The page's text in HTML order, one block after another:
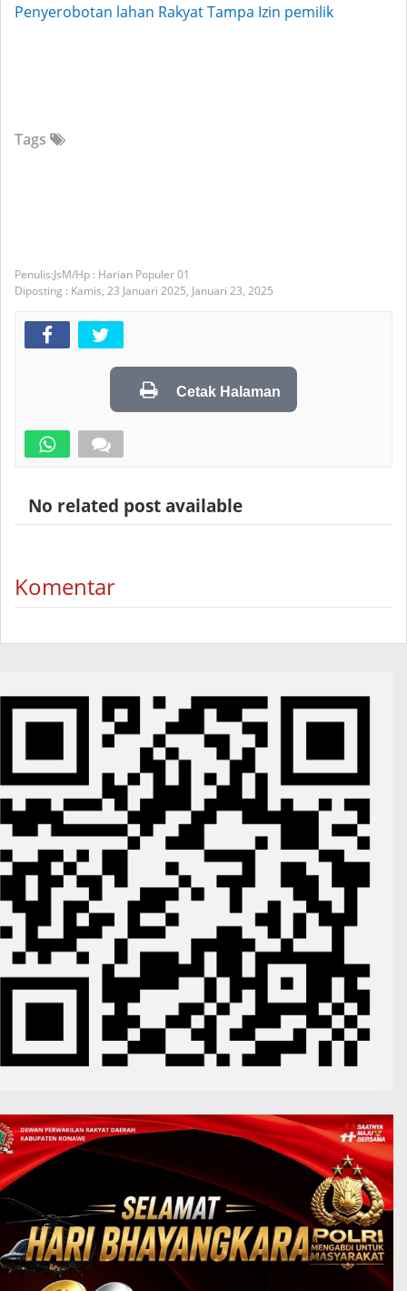
Penyerobotan lahan Rakyat Tampa Izin pemilik
Tags
JsM/Hp : Harian Populer 01
Diposting : Kamis, 23 Januari 2025, Januari 23, 2025
Cetak Halaman
No related post available
Komentar